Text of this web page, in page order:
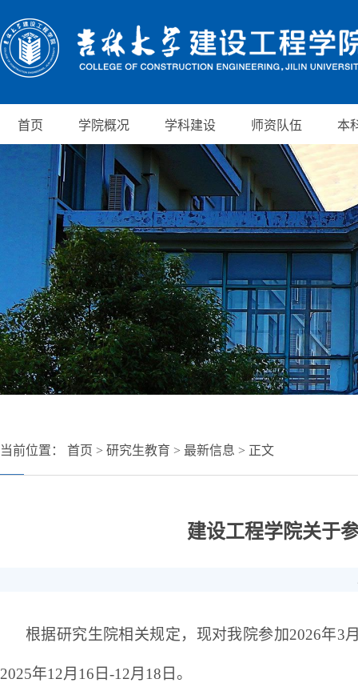
首页 学院概况 学科建设 师资队伍 本
当前位置： 首页 > 研究生教育 > 最新信息 > 正文
建设工程学院关于
根据研究生院相关规定，现对我院参加2026年3
2025年1 2月 16 日-12月 18 日。